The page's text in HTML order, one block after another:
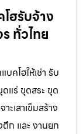
ฮรับจ้าง
ทั่วไทย
คโฮให้เช่า รับ
แร่ ขุดสระ ขุด
ะเสาเข็มสร้าง
งตึก และ งานยก